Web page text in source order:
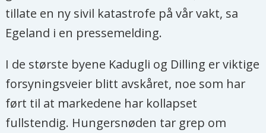
tillate en ny sivil katastrofe på vår vakt, sa
Egeland i en pressemelding.
I de største byene Kadugli og Dilling er viktige
forsyningsveier blitt avskåret, noe som har
ført til at markedene har kollapset
fullstendig. Hungersnøden tar grep om